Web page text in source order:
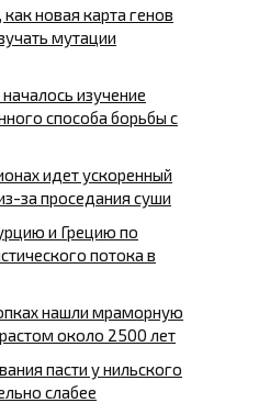
новая карта генов
мутации
изучение
способа борьбы с
идет ускоренный
за проседания суши
и Грецию по
потока в
нашли мраморную
около 2500 лет
пасти у нильского
слабее